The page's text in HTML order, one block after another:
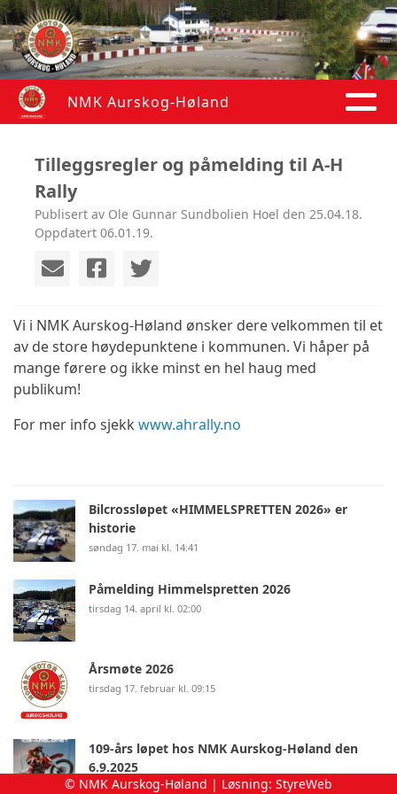
NMK Aurskog-Høland
Tilleggsregler og påmelding til A-H
Rally
Publisert av Ole Gunnar Sundbolien Hoel den 25.04.18.
Oppdatert 06.01.19.
Vi i NMK Aurskog-Høland ønsker dere velkommen til et
av de store høydepunktene i kommunen. Vi håper på
mange førere og ikke minst en hel haug med
publikum!
For mer info sjekk www.ahrally.no
Bilcrossløpet «HIMMELSPRETTEN 2026» er
historie
søndag 17. mai kl. 14:41
Påmelding Himmelspretten 2026
tirsdag 14. april kl. 02:00
Årsmøte 2026
tirsdag 17. februar kl. 09:15
109-års løpet hos NMK Aurskog-Høland den
6.9.2025
mandag 01. september kl. 17:49
© NMK Aurskog-Høland | Løsning: StyreWeb